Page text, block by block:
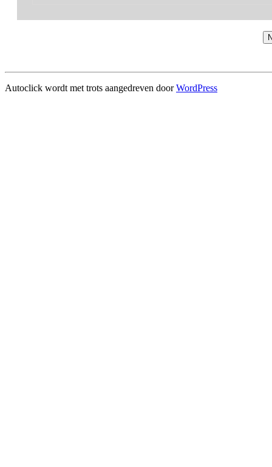
Autoclick wordt met trots aangedreven doorWordPress